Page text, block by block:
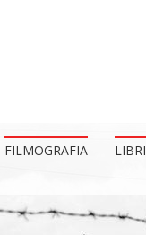
FILMOGRAFIA LIBRI